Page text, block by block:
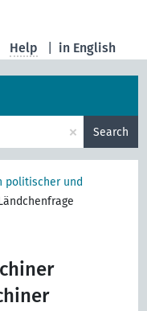
in English
Help
× Search
politischer und